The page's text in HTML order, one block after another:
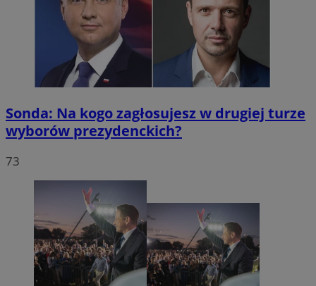
Sonda: Na kogo zagłosujesz w drugiej turze
wyborów prezydenckich?
73